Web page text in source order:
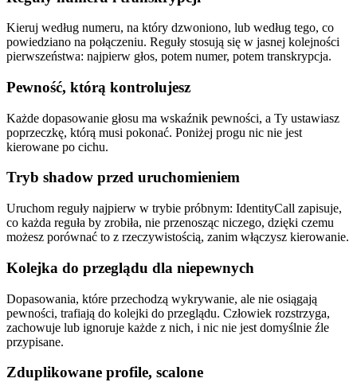
Kieruj według numeru, na który dzwoniono, lub według tego, co
powiedziano na połączeniu. Reguły stosują się w jasnej kolejności
pierwszeństwa: najpierw głos, potem numer, potem transkrypcja.
Pewność, którą kontrolujesz
Każde dopasowanie głosu ma wskaźnik pewności, a Ty ustawiasz
poprzeczkę, którą musi pokonać. Poniżej progu nic nie jest
kierowane po cichu.
Tryb shadow przed uruchomieniem
Uruchom reguły najpierw w trybie próbnym: IdentityCall zapisuje,
co każda reguła by zrobiła, nie przenosząc niczego, dzięki czemu
możesz porównać to z rzeczywistością, zanim włączysz kierowanie.
Kolejka do przeglądu dla niepewnych
Dopasowania, które przechodzą wykrywanie, ale nie osiągają
pewności, trafiają do kolejki do przeglądu. Człowiek rozstrzyga,
zachowuje lub ignoruje każde z nich, i nic nie jest domyślnie źle
przypisane.
Zduplikowane profile, scalone